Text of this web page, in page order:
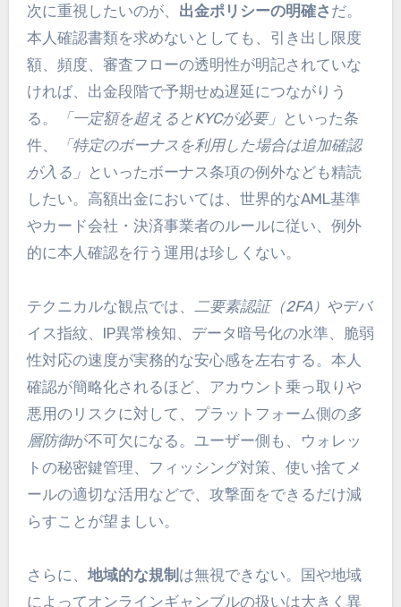
次に重視したいのが、 出金ポリシーの明確さ だ。
本人確認書類を求めないとしても、引き出し限度
額、頻度、審査フローの透明性が明記されていな
ければ、出金段階で予期せぬ遅延につながりう
る。
「一定額を超えるとKYCが必要」 といった条
件、
「特定のボーナスを利用した場合は追加確認
が入る」 といったボーナス条項の例外なども精読
したい。高額出金においては、世界的なAML基準
やカード会社・決済事業者のルールに従い、例外
的に本人確認を行う運用は珍しくない。
テクニカルな観点では、 二要素認証（2FA） やデバ
イス指紋、IP異常検知、データ暗号化の水準、脆弱
性対応の速度が実務的な安心感を左右する。本人
確認が簡略化されるほど、アカウント乗っ取りや
悪用のリスクに対して、プラットフォーム側の多
層防御が不可欠になる。ユーザー側も、ウォレッ
トの秘密鍵管理、フィッシング対策、使い捨てメ
ールの適切な活用などで、攻撃面をできるだけ減
らすことが望ましい。
さらに、 地域的な規制 は無視できない。国や地域
によってオンラインギャンブルの扱いは大きく異